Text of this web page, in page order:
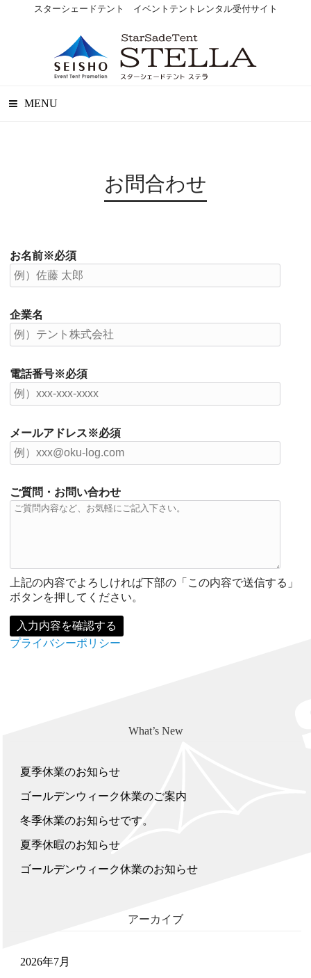
スターシェードテント イベントテントレンタル受付サイト
MENU
お問合わせ
お名前※必須
企業名
電話番号※必須
メールアドレス※必須
ご質問・お問い合わせ
上記の内容でよろしければ下部の「この内容で送信する」
ボタンを押してください。
プライバシーポリシー
What’s New
夏季休業のお知らせ
ゴールデンウィーク休業のご案内
冬季休業のお知らせです。
夏季休暇のお知らせ
ゴールデンウィーク休業のお知らせ
アーカイブ
2026年7月